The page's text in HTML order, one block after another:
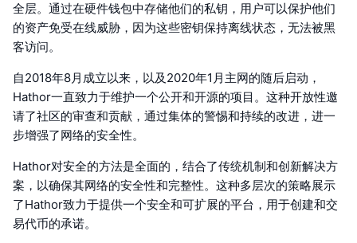
全层。通过在硬件钱包中存储他们的私钥，用户可以保护他们
的资产免受在线威胁，因为这些密钥保持离线状态，无法被黑
客访问。
自2018年8月成立以来，以及2020年1月主网的随后启动，
Hathor一直致力于维护一个公开和开源的项目。这种开放性邀
请了社区的审查和贡献，通过集体的警惕和持续的改进，进一
步增强了网络的安全性。
Hathor对安全的方法是全面的，结合了传统机制和创新解决方
案，以确保其网络的安全性和完整性。这种多层次的策略展示
了Hathor致力于提供一个安全和可扩展的平台，用于创建和交
易代币的承诺。